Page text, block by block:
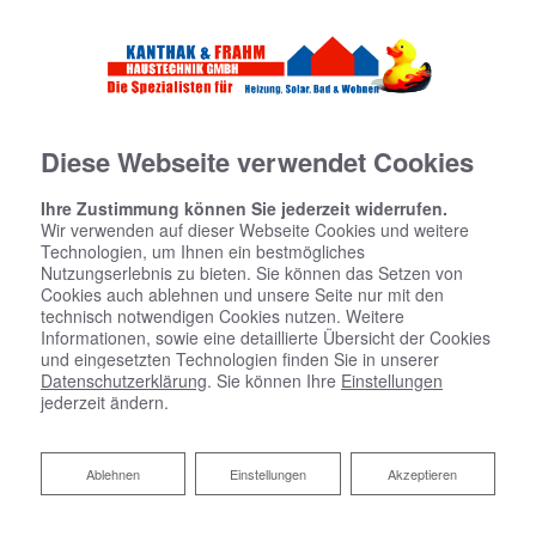
Gewerbliche
Diese Webseite verwendet Cookies
Ihre Zustimmung können Sie jederzeit widerrufen.
Wir verwenden auf dieser Webseite Cookies und weitere
Technologien, um Ihnen ein bestmögliches
Nutzungserlebnis zu bieten. Sie können das Setzen von
Cookies auch ablehnen und unsere Seite nur mit den
technisch notwendigen Cookies nutzen. Weitere
Informationen, sowie eine detaillierte Übersicht der Cookies
und eingesetzten Technologien finden Sie in unserer
Datenschutzerklärung. Sie können Ihre Einstellungen
jederzeit ändern.
Akzeptieren
Einstellungen
Ablehnen
Ablehnen